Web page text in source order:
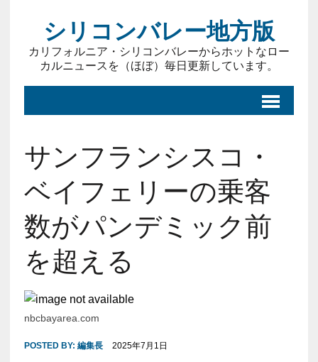
シリコンバレー地方版
カリフォルニア・シリコンバレーからホットなロー
カルニュースを（ほぼ）毎日更新しています。
サンフランシスコ・
ベイフェリーの乗客
数がパンデミック前
を超える
nbcbayarea.com
POSTED BY: 編集長 2025年7月1日